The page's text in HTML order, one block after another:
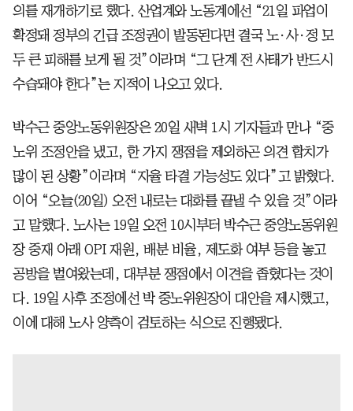
의를 재개하기로 했다. 산업계와 노동계에선 “21일 파업이
확정돼 정부의 긴급 조정권이 발동된다면 결국 노·사·정 모
두 큰 피해를 보게 될 것”이라며 “그 단계 전 사태가 반드시
수습돼야 한다”는 지적이 나오고 있다.
박수근 중앙노동위원장은 20일 새벽 1시 기자들과 만나 “중
노위 조정안을 냈고, 한 가지 쟁점을 제외하곤 의견 합치가
많이 된 상황”이라며 “자율 타결 가능성도 있다”고 밝혔다.
이어 “오늘(20일) 오전 내로는 대화를 끝낼 수 있을 것”이라
고 말했다. 노사는 19일 오전 10시부터 박수근 중앙노동위원
장 중재 아래 OPI 재원, 배분 비율, 제도화 여부 등을 놓고
공방을 벌여왔는데, 대부분 쟁점에서 이견을 좁혔다는 것이
다. 19일 사후 조정에선 박 중노위원장이 대안을 제시했고,
이에 대해 노사 양측이 검토하는 식으로 진행됐다.